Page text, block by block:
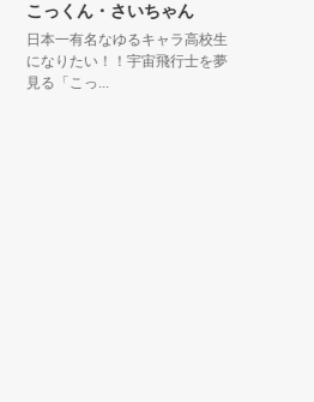
こっくん・さいちゃん
日本一有名なゆるキャラ高校生
になりたい！！宇宙飛行士を夢
見る「こっ...